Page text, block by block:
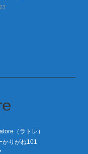
（ラトレ）
りがね101